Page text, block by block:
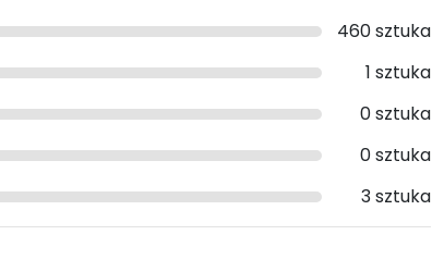
460 sztuka
1 sztuka
0 sztuka
0 sztuka
3 sztuka